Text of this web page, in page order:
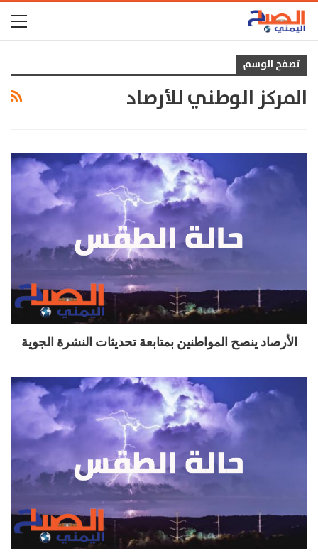
تصفح الوسم
المركز الوطني للأرصاد
الأرصاد ينصح المواطنين بمتابعة تحديثات النشرة الجوية